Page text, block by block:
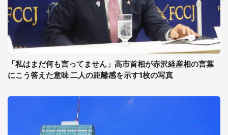
「私はまだ何も言ってません」高市首相が赤沢経産相の言葉
にこう答えた意味 二人の距離感を示す1枚の写真